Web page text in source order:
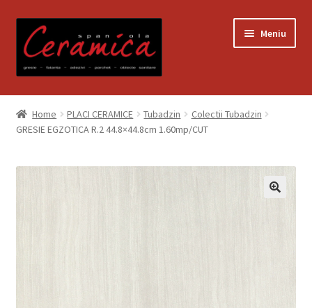
la
navigare
la
conținut
Meniu
Prima pagină
Blog
Contact
Home PLACI CERAMICE Tubadzin
Colectii Tubadzin
GRESIE EGZOTICA R.2 44.8×44.8cm 1.60mp/CUT